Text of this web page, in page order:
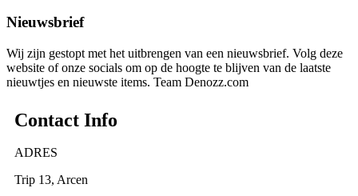
Nieuwsbrief
Wij zijn gestopt met het uitbrengen van een nieuwsbrief. Volg deze
website of onze socials om op de hoogte te blijven van de laatste
nieuwtjes en nieuwste items. Team Denozz.com
Contact Info
ADRES
Trip 13, Arcen